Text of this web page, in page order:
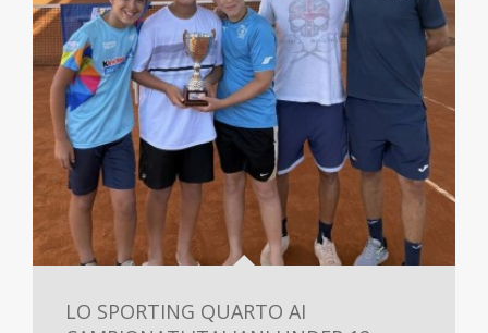
LO SPORTING QUARTO AI